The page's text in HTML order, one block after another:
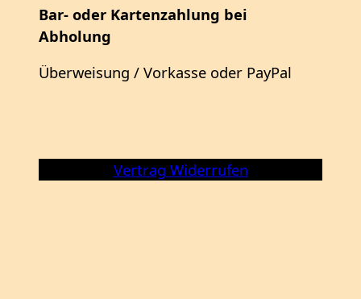
Bar- oder Kartenzahlung bei
Abholung
Überweisung / Vorkasse oder PayPal
Vertrag Widerrufen